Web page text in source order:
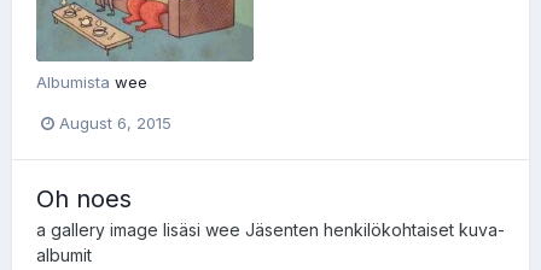
Albumista wee
August 6, 2015
Oh noes
a gallery image lisäsi wee Jäsenten henkilökohtaiset kuva-
albumit